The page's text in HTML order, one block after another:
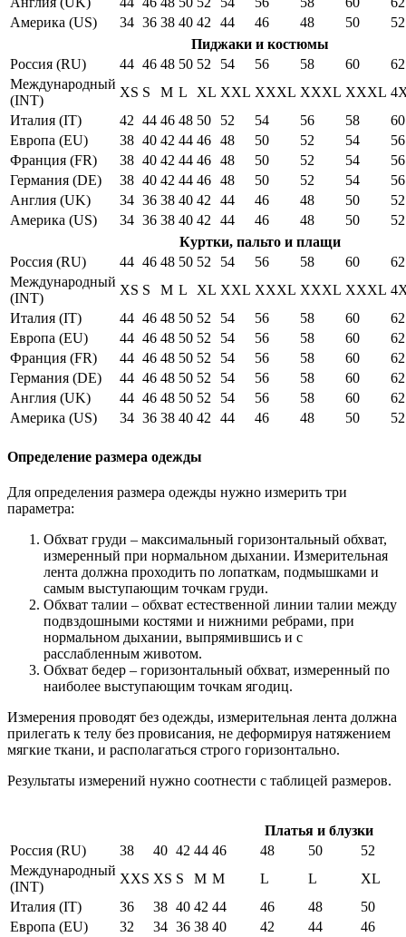
Америка (US)
34 36 38 40 42 44 46 48 50
52
Пиджаки и костюмы
Россия (RU)
44 46 48 50 52 54 56 58 60
62
Международный
(INT)
XS S M L XL XXL XXXL XXXL XXXL
Италия (IT)
42 44 46 48 50 52 54 56 58
60
Европа (EU)
38 40 42 44 46 48 50 52 54
56
Франция (FR)
38 40 42 44 46 48 50 52 54
56
Германия (DE)
38 40 42 44 46 48 50 52 54
56
Англия (UK)
34 36 38 40 42 44 46 48 50
52
Америка (US)
34 36 38 40 42 44 46 48 50
52
Куртки, пальто и плащи
Россия (RU)
44 46 48 50 52 54 56 58 60
62
Международный
(INT)
XS S M L XL XXL XXXL XXXL XXXL
Италия (IT)
44 46 48 50 52 54 56 58 60
62
Европа (EU)
44 46 48 50 52 54 56 58 60
62
Франция (FR)
44 46 48 50 52 54 56 58 60
62
Германия (DE)
44 46 48 50 52 54 56 58 60
62
Англия (UK)
44 46 48 50 52 54 56 58 60
62
Америка (US)
34 36 38 40 42 44 46 48 50 52
Определение размера одежды
Для определения размера одежды нужно измерить три
параметра:
Обхват груди – максимальный горизонтальный обхват,
измеренный при нормальном дыхании. Измерительная
лента должна проходить по лопаткам, подмышками и
самым выступающим точкам груди.
Обхват талии – обхват естественной линии талии между
подвздошными костями и нижними ребрами, при
нормальном дыхании, выпрямившись и с
расслабленным животом.
Обхват бедер – горизонтальный обхват, измеренный по
наиболее выступающим точкам ягодиц.
Измерения проводят без одежды, измерительная лента должна
прилегать к телу без провисания, не деформируя натяжением
мягкие ткани, и располагаться строго горизонтально.
Результаты измерений нужно соотнести с таблицей размеров.
Платья и блузки
Россия (RU)
38 40 42 44 46 48 50
52
Международный
(INT)
XXS XS S M M L L
XL
Италия (IT)
36 38 40 42 44 46 48
50
Европа (EU)
32 34 36 38 40 42 44
46